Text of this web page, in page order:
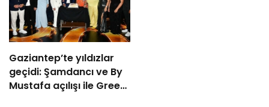
Gaziantep’te yıldızlar
geçidi: Şamdancı ve By
Mustafa açılışı ile Green